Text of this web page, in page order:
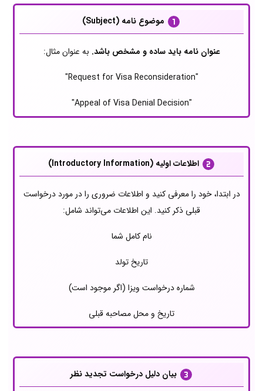
موضوع نامه (Subject)
عنوان نامه باید ساده و مشخص باشد. به عنوان مثال:
"Request for Visa Reconsideration"
"Appeal of Visa Denial Decision"
اطلاعات اولیه (Introductory Information)
در ابتدا، خود را معرفی کنید و اطلاعات ضروری را در مورد درخواست
قبلی ذکر کنید. این اطلاعات می‌تواند شامل:
نام کامل شما
تاریخ تولد
شماره درخواست ویزا (اگر موجود است)
تاریخ و محل مصاحبه قبلی
بیان دلیل درخواست تجدید نظر